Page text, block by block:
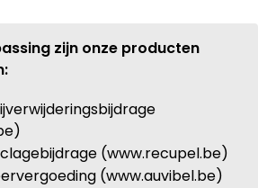
zijn onze producten
(www.recupel.be)
(www.auvibel.be)